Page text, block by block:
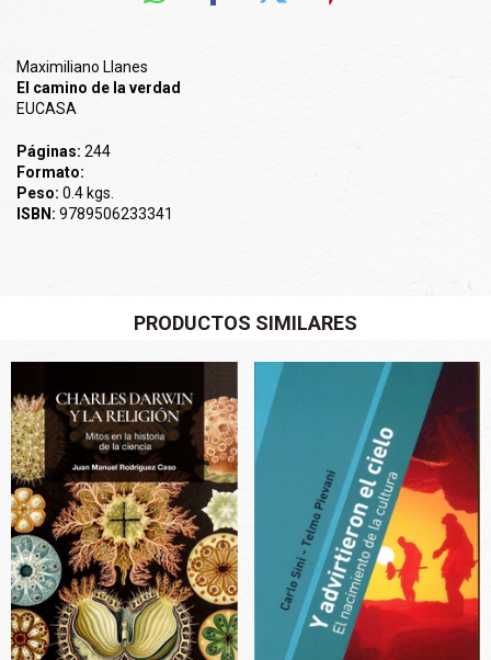
Maximiliano Llanes
El camino de la verdad
EUCASA
Páginas: 244
Formato:
Peso: 0.4 kgs.
ISBN: 9789506233341
PRODUCTOS SIMILARES